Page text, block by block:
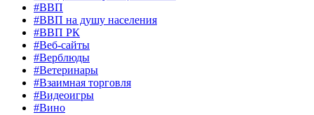
#ВВП
#ВВП на душу населения
#ВВП РК
#Веб-сайты
#Верблюды
#Ветеринары
#Взаимная торговля
#Видеоигры
#Вино